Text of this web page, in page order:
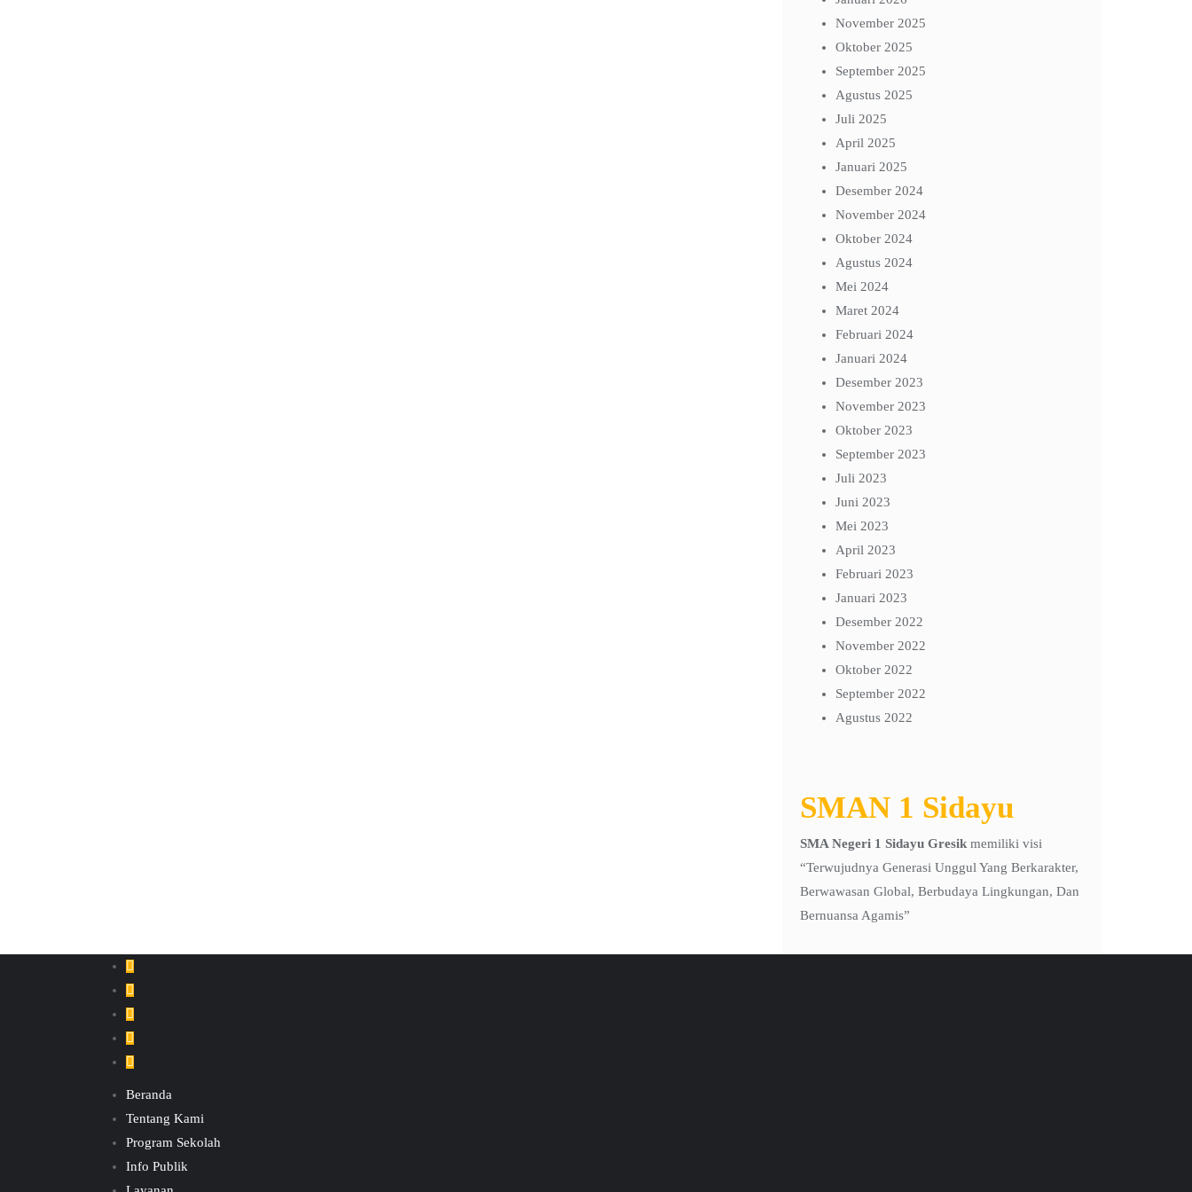
November 2025
Oktober 2025
September 2025
Agustus 2025
Juli 2025
April 2025
Januari 2025
Desember 2024
November 2024
Oktober 2024
Agustus 2024
Mei 2024
Maret 2024
Februari 2024
Januari 2024
Desember 2023
November 2023
Oktober 2023
September 2023
Juli 2023
Juni 2023
Mei 2023
April 2023
Februari 2023
Januari 2023
Desember 2022
November 2022
Oktober 2022
September 2022
Agustus 2022
SMAN 1 Sidayu
SMA Negeri 1 Sidayu Gresik memiliki visi
“Terwujudnya Generasi Unggul Yang Berkarakter,
Berwawasan Global, Berbudaya Lingkungan, Dan
Bernuansa Agamis”
Beranda
Tentang Kami
Program Sekolah
Info Publik